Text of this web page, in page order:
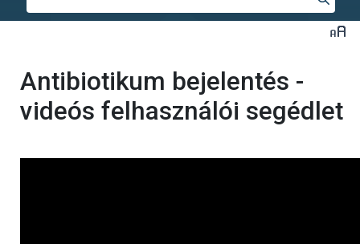
Antibiotikum bejelentés -
videós felhasználói segédlet